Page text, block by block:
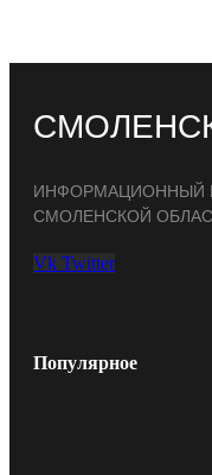
ИНФОРМАЦИОННЫЙ
СМОЛЕНСКОЙ
Vk Twitter
Популярное